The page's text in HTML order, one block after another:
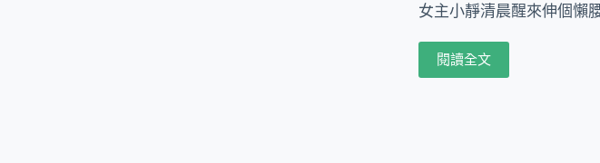
女主小靜清晨醒來伸個懶
閱讀全文